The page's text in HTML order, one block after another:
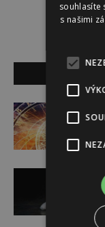
souhlasíte
s našimi